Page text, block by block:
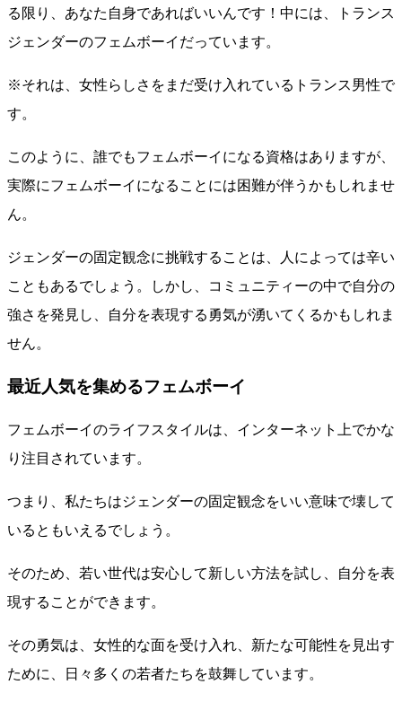
る限り、あなた自身であればいいんです！中には、トランス
ジェンダーのフェムボーイだっています。
※それは、女性らしさをまだ受け入れているトランス男性で
す。
このように、誰でもフェムボーイになる資格はありますが、
実際にフェムボーイになることには困難が伴うかもしれませ
ん。
ジェンダーの固定観念に挑戦することは、人によっては辛い
こともあるでしょう。しかし、コミュニティーの中で自分の
強さを発見し、自分を表現する勇気が湧いてくるかもしれま
せん。
最近人気を集めるフェムボーイ
フェムボーイのライフスタイルは、インターネット上でかな
り注目されています。
つまり、私たちはジェンダーの固定観念をいい意味で壊して
いるともいえるでしょう。
そのため、若い世代は安心して新しい方法を試し、自分を表
現することができます。
その勇気は、女性的な面を受け入れ、新たな可能性を見出す
ために、日々多くの若者たちを鼓舞しています。